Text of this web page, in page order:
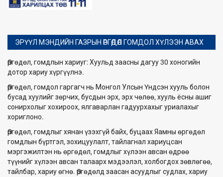
ЭРҮҮЛ МЭНДИЙН ГАЗРЫН ӨРГӨДӨЛ ГОМДОЛ ХҮЛЭЭН АВАХ
Өргөдөл, гомдлын хариуг: Хуульд заасны дагуу 30 хоногийн
дотор хариу хүргүүлнэ.
Өргөдөл, гомдол гаргагч нь Монгол Улсын Үндсэн хууль болон
бусад хуулийг зөрчих, бусдын эрх, эрх чөлөө, хууль ёсны ашиг
сонирхолыг хохироох, ялгаварлан гадуурхахыг уриалахыг
хориглоно.
Өргөдөл, гомдлыг хянан үзэхгүй байх, буцаах Яамны өргөдөл
гомдлын бүртгэл, зохицуулалт, тайлагнал хариуцсан
мэргэжилтэн нь өргөдөл, гомдлыг хүлээн авсан өдрөө
түүнийг хүлээн авсан талаарх мэдээлэл, холбогдох зөвлөгөө,
тайлбар, хариу өгнө. Өргөдөлд заасан асуудлыг судлах, хариу